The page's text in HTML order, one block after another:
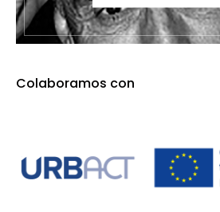
Colaboramos con